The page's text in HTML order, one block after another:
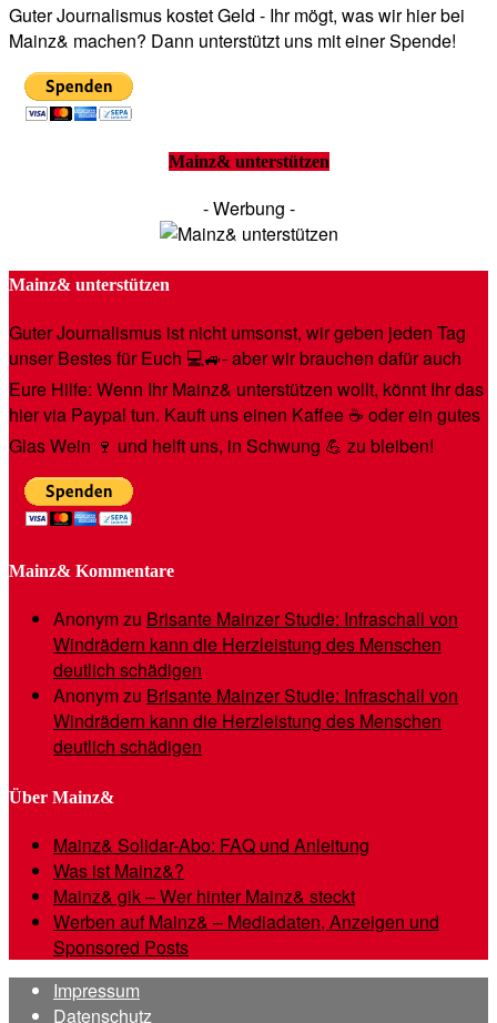
Guter Journalismus kostet Geld - Ihr mögt, was wir hier bei
Mainz& machen? Dann unterstützt uns mit einer Spende!
Mainz& unterstützen
- Werbung -
Mainz& unterstützen
Guter Journalismus ist nicht umsonst, wir geben jeden Tag
unser Bestes für Euch 💻🚙- aber wir brauchen dafür auch
Eure Hilfe: Wenn Ihr Mainz& unterstützen wollt, könnt Ihr das
hier via Paypal tun. Kauft uns einen Kaffee ☕️ oder ein gutes
Glas Wein 🍷 und helft uns, in Schwung 💪 zu bleiben!
Mainz& Kommentare
Anonymzu Brisante Mainzer Studie: Infraschall von
Windrädern kann die Herzleistung des Menschen
deutlich schädigen
Anonymzu Brisante Mainzer Studie: Infraschall von
Windrädern kann die Herzleistung des Menschen
deutlich schädigen
Über Mainz&
Mainz& Solidar-Abo: FAQ und Anleitung
Was ist Mainz&?
Mainz& gik – Wer hinter Mainz& steckt
Werben auf Mainz& – Mediadaten, Anzeigen und
Sponsored Posts
Impressum
Datenschutz